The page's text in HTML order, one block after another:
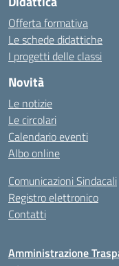
Offerta formativa
Le schede didattiche
I progetti delle classi
Novità
Le notizie
Le circolari
Calendario eventi
Albo online
Comunicazioni Sindacali
Registro elettronico
Contatti
Amministrazione